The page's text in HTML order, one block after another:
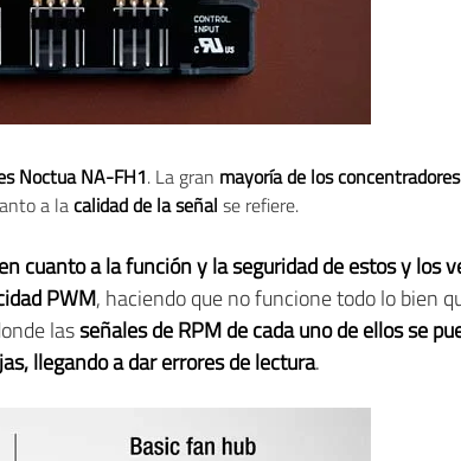
Noctua NA-FH1. La gran mayoría de los
a lacalidad de la señal se refiere.
cuanto a la función y la seguridad de estos y los
PWM, haciendo que no funcione todo lo bien
lasseñales de RPM de cada uno de ellos se
llegando a dar errores de lectura.